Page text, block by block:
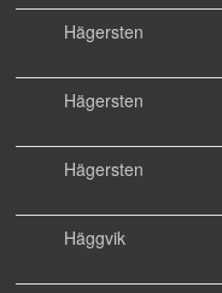
Hägersten
Hägersten
Hägersten
Häggvik